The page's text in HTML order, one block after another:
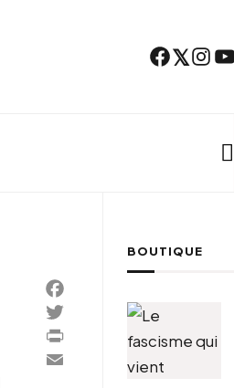
Facebook Twitter Instagram YouTube
Facebook
Twitter
PrintFriendly
Email
BOUTIQUE